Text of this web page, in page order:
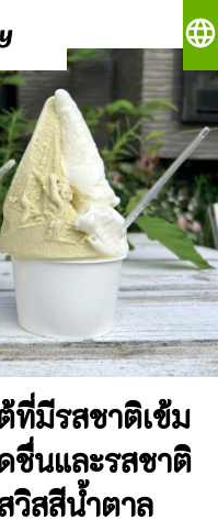
language
ที่มีรสชาติเข้ม
ชื่นและรสชาติ
วิสสีน้ำตาล